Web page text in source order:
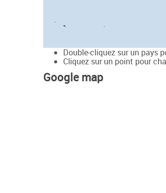
Double-cliquez sur un pays
Cliquez sur un point pour
Google map